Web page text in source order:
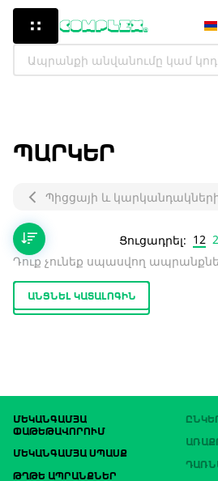
ՊԱՐԿԵՐ
Պիցցայի և
Ցուցադրել: 12
Դուք չունեք սպասվող
ԱՆՑՆԵԼ ԿԱՏԱԼՈԳԻՆ
ՄԵԿԱՆԳԱՄՅԱ
ՓԱԹԵԹԱՎՈՐՈՒՄ
ՄԵԿԱՆԳԱՄՅԱ ՍՊԱՍՔ
ԹՂԹԵ ԱՊՐԱՆՔՆԵՐ